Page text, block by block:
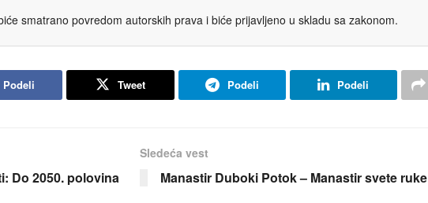
smatrano povredom autorskih prava i biće prijavljeno u skladu sa zakonom.
Podeli Tweet Podeli Podeli
Do 2050. polovina
Sledeća vest
Manastir Duboki Potok – Manastir svete ruke